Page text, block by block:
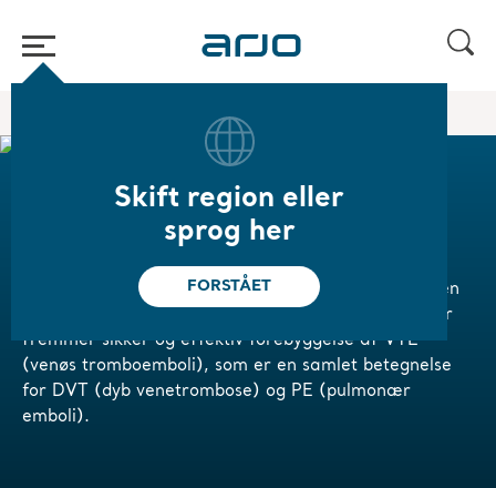
Skift region eller
sprog her
FORSTÅET
VTE forebyggelse
VTE forebyggelse
Arjos sortiment til forebyggelse af VTE inkluderer en
række pålidelige enheder og specialmanchetter, der
fremmer sikker og effektiv forebyggelse af VTE
(venøs tromboemboli), som er en samlet betegnelse
for DVT (dyb venetrombose) og PE (pulmonær
emboli).